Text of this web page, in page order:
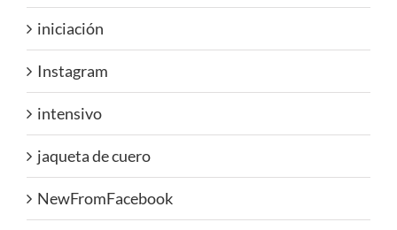
iniciación
Instagram
intensivo
jaqueta de cuero
NewFromFacebook